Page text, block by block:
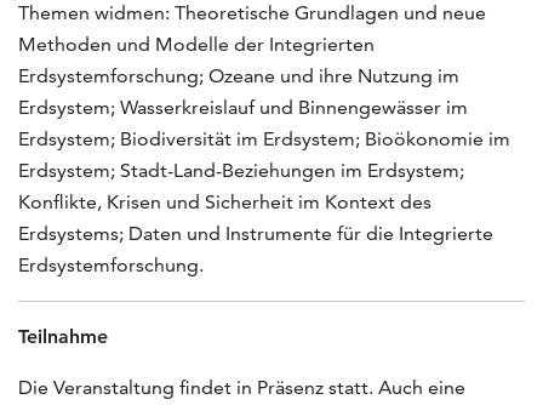
Themen widmen: Theoretische Grundlagen und neue
Methoden und Modelle der Integrierten
Erdsystemforschung; Ozeane und ihre Nutzung im
Erdsystem; Wasserkreislauf und Binnengewässer im
Erdsystem; Biodiversität im Erdsystem; Bioökonomie im
Erdsystem; Stadt-Land-Beziehungen im Erdsystem;
Konflikte, Krisen und Sicherheit im Kontext des
Erdsystems; Daten und Instrumente für die Integrierte
Erdsystemforschung.
Teilnahme
Die Veranstaltung findet in Präsenz statt. Auch eine